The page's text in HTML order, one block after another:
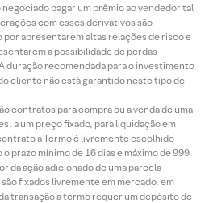
pagar um prêmio ao vendedor tal
com esses derivativos são
apresentarem altas relações de risco e
a possibilidade de perdas
duração recomendada para o investimento
cliente não está garantido neste tipo de
contratos para compra ou a venda de uma
a um preço fixado, para liquidação em
a Termo é livremente escolhido
prazo mínimo de 16 dias e máximo de 999
da ação adicionado de uma parcela
fixados livremente em mercado, em
transação a termo requer um depósito de